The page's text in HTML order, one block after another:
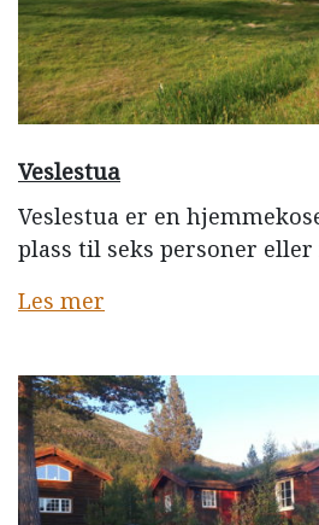
Veslestua
Veslestua er en
plass til seks personer eller
Les mer